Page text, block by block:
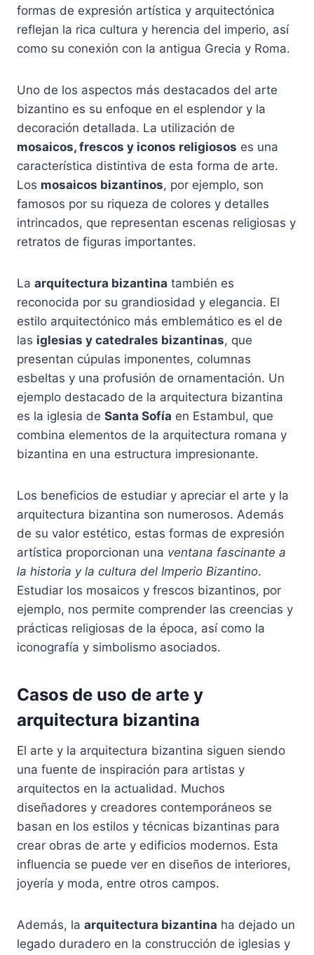
formas de expresión artística y arquitectónica
reflejan la rica cultura y herencia del imperio, así
como su conexión con la antigua Grecia y Roma.
Uno de los aspectos más destacados del arte
bizantino es su enfoque en el esplendor y la
decoración detallada. La utilización de
mosaicos, frescos y iconos religiosos es una
característica distintiva de esta forma de arte.
Los mosaicos bizantinos, por ejemplo, son
famosos por su riqueza de colores y detalles
intrincados, que representan escenas religiosas y
retratos de figuras importantes.
La arquitectura bizantina también es
reconocida por su grandiosidad y elegancia. El
estilo arquitectónico más emblemático es el de
las iglesias y catedrales bizantinas, que
presentan cúpulas imponentes, columnas
esbeltas y una profusión de ornamentación. Un
ejemplo destacado de la arquitectura bizantina
es la iglesia de Santa Sofía en Estambul, que
combina elementos de la arquitectura romana y
bizantina en una estructura impresionante.
Los beneficios de estudiar y apreciar el arte y la
arquitectura bizantina son numerosos. Además
de su valor estético, estas formas de expresión
artística proporcionan una ventana fascinante a
la historia y la cultura del Imperio Bizantino.
Estudiar los mosaicos y frescos bizantinos, por
ejemplo, nos permite comprender las creencias y
prácticas religiosas de la época, así como la
iconografía y simbolismo asociados.
Casos de uso de arte y
arquitectura bizantina
El arte y la arquitectura bizantina siguen siendo
una fuente de inspiración para artistas y
arquitectos en la actualidad. Muchos
diseñadores y creadores contemporáneos se
basan en los estilos y técnicas bizantinas para
crear obras de arte y edificios modernos. Esta
influencia se puede ver en diseños de interiores,
joyería y moda, entre otros campos.
Además, la arquitectura bizantina ha dejado un
legado duradero en la construcción de iglesias y